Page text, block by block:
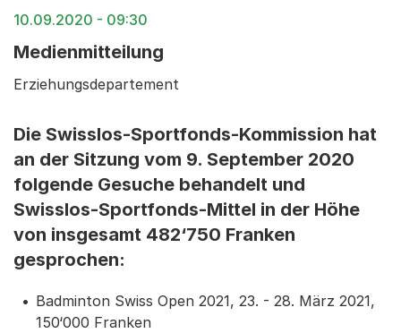
10.09.2020 - 09:30
Medienmitteilung
Erziehungsdepartement
Die Swisslos-Sportfonds-Kommission hat
an der Sitzung vom 9. September 2020
folgende Gesuche behandelt und
Swisslos-Sportfonds-Mittel in der Höhe
von insgesamt 482‘750 Franken
gesprochen:
Badminton Swiss Open 2021, 23. - 28. März 2021,
150‘000 Franken